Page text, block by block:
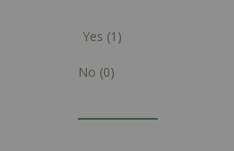
Yes 1 Artikel
No 0Artikel